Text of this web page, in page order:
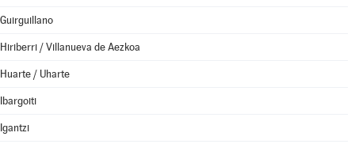
Guirguillano
Hiriberri / Villanueva de Aezkoa
Huarte / Uharte
Ibargoiti
Igantzi